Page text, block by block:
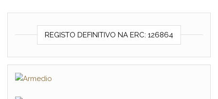
REGISTO DEFINITIVO NA ERC: 126864